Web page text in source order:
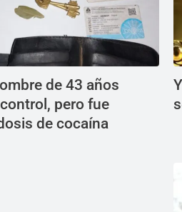
de 43 años
pero fue
de cocaína